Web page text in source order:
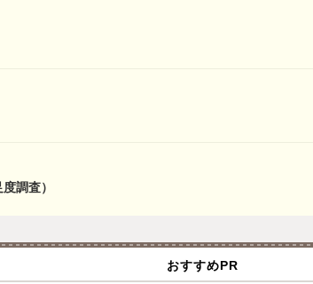
調査）
おすすめPR